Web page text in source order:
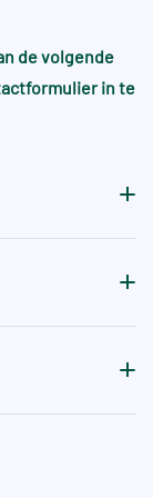
niet
vaak
de volgende
in te